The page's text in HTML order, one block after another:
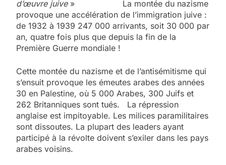
d’œuvre juive» La montée du nazisme
provoque une accélération de l’immigration juive :
de 1932 à 1939 247 000 arrivants, soit 30 000 par
an, quatre fois plus que depuis la fin de la
Première Guerre mondiale !
Cette montée du nazisme et de l’antisémitisme qui
s’ensuit provoque les émeutes arabes des années
30 en Palestine, où 5 000 Arabes, 300 Juifs et
262 Britanniques sont tués. La répression
anglaise est impitoyable. Les milices paramilitaires
sont dissoutes. La plupart des leaders ayant
participé à la révolte doivent s’exiler dans les pays
arabes voisins.